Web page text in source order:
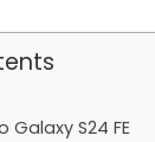
S24 FE